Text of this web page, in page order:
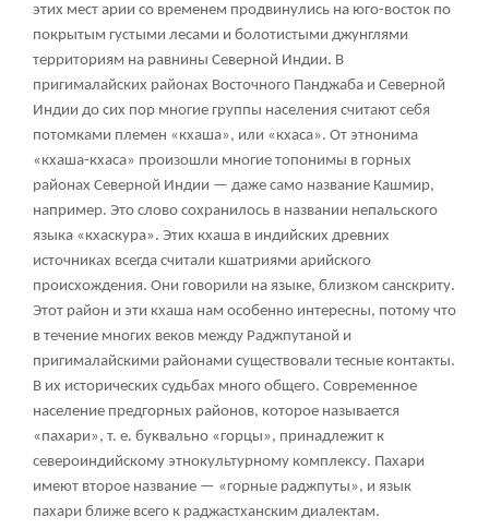
этих мест арии со временем продвинулись на юго-восток по
покрытым густыми лесами и болотистыми джунглями
территориям на равнины Северной Индии. В
пригималайских районах Восточного Панджаба и Северной
Индии до сих пор многие группы населения считают себя
потомками племен «кхаша», или «кхаса». От этнонима
«кхаша-кхаса» произошли многие топонимы в горных
районах Северной Индии — даже само название Кашмир,
например. Это слово сохранилось в названии непальского
языка «кхаскура». Этих кхаша в индийских древних
источниках всегда считали кшатриями арийского
происхождения. Они говорили на языке, близком санскриту.
Этот район и эти кхаша нам особенно интересны, потому что
в течение многих веков между Раджпутаной и
пригималайскими районами существовали тесные контакты.
В их исторических судьбах много общего. Современное
население предгорных районов, которое называется
«пахари», т. е. буквально «горцы», принадлежит к
североиндийскому этнокультурному комплексу. Пахари
имеют второе название — «горные раджпуты», и язык
пахари ближе всего к раджастханским диалектам.